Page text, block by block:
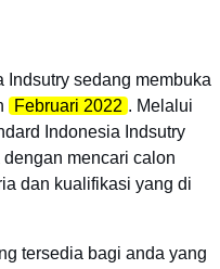
Indsutry sedang membuka
Februari 2022 . Melalui
Indonesia Indsutry
mencari calon
dan kualifikasi yang di
tersedia bagi anda yang